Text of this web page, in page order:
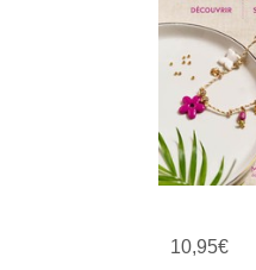
10,95€